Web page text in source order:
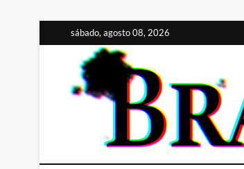
al
contenido
sábado, agosto 08, 2026